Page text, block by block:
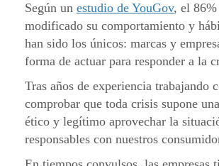
Según un estudio de YouGov, el 86%
modificado su comportamiento y
han sido los únicos: marcas y
forma de actuar para responder a la
Tras años de experiencia trabajando
comprobar que toda crisis supone
ético y legítimo aprovechar la
responsables con nuestros